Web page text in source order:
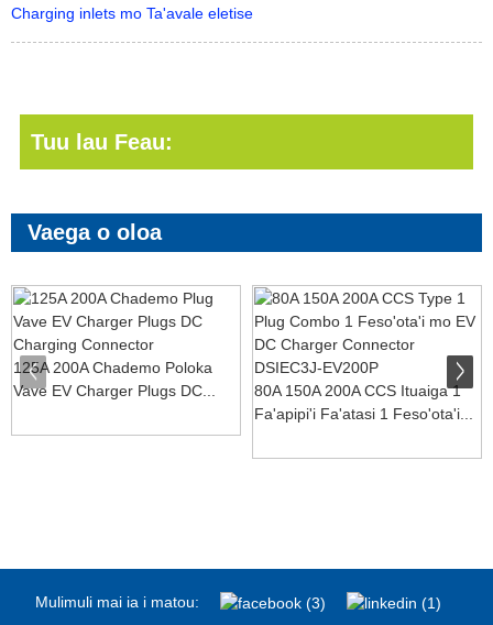
Charging inlets mo Ta'avale eletise
Tuu lau Feau:
Vaega o oloa
125A 200A Chademo Poloka
Vave EV Charger Plugs DC...
80A 150A 200A CCS Ituaiga 1
Fa'apipi'i Fa'atasi 1 Feso'ota'i...
Mulimuli mai ia i matou: